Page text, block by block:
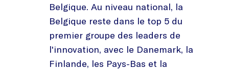
Belgique. Au niveau national, la
Belgique reste dans le top 5 du
premier groupe des leaders de
l'innovation, avec le Danemark, la
Finlande, les Pays-Bas et la